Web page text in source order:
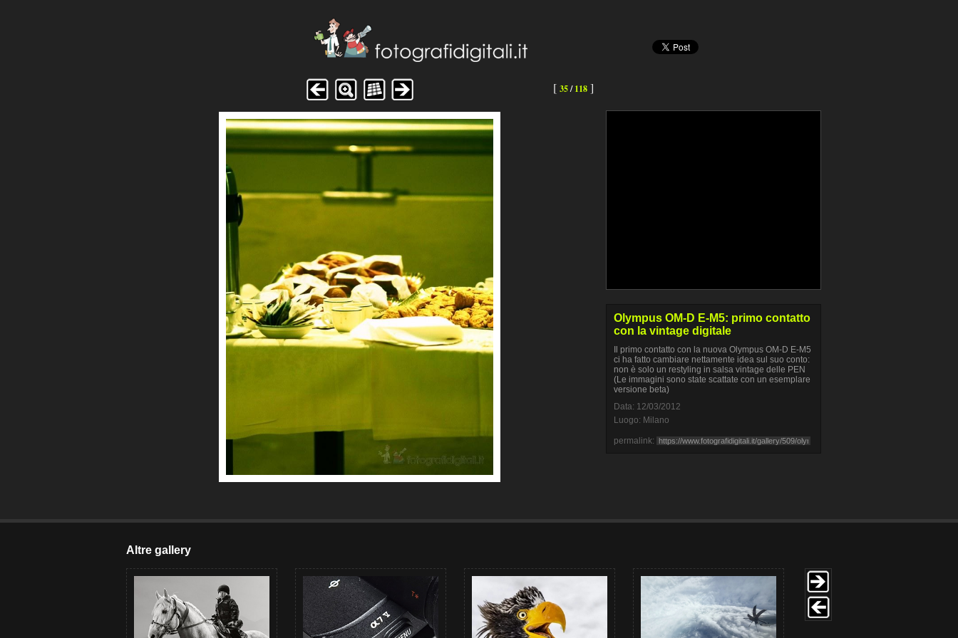
[ 35/118]
Olympus OM-D E-M5: primo contatto
con la vintage digitale
Il primo contatto con la nuova Olympus OM-D E-M5
ci ha fatto cambiare nettamente idea sul suo conto:
non è solo un restyling in salsa vintage delle PEN
(Le immagini sono state scattate con un esemplare
versione beta)
Data: 12/03/2012
Luogo: Milano
permalink:
Altre gallery